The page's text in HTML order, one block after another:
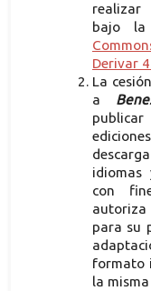
realizar
bajo la
Derivar
La
a
con
autoriza
para su
formato
la